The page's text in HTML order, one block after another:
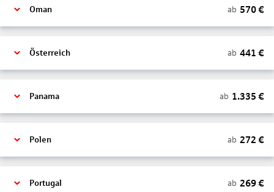
Oman ab 570€
Österreich ab 441 €
Panama ab 1.335 €
Polen ab 272 €
Portugal ab 269€